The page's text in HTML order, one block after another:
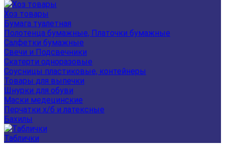
Хоз товары
Бумага туалетная
Полотенца бумажные, Платочки бумажные
Салфетки бумажные
Свечи и Подсвечники
Скатерти одноразовые
Соусницы пластиковые, контейнеры
Товары для выпечки
Шнурки для обуви
Маски медецинские
Перчатки х/б и латексные
Бахилы
Таблички